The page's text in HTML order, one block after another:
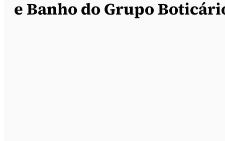
e Banho do Grupo